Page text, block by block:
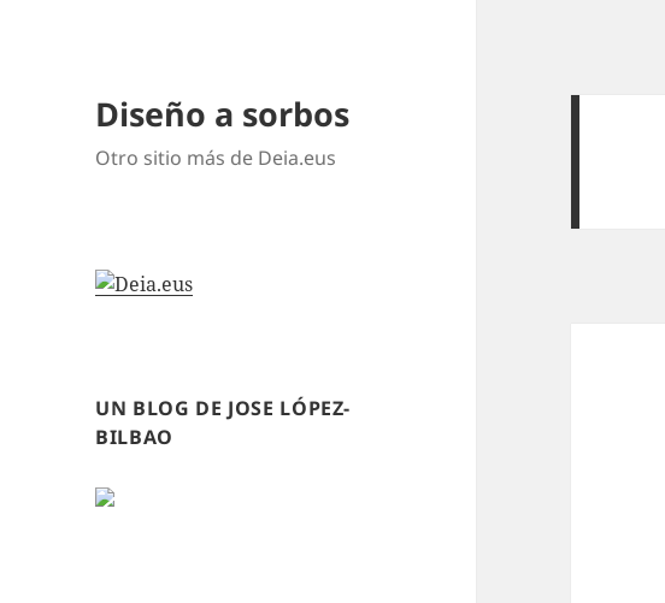
Diseño a sorbos
Otro sitio más de Deia.eus
UN BLOG DE JOSE LÓPEZ-
BILBAO